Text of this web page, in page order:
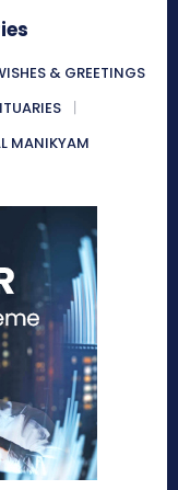
& GREETINGS
MANIKYAM